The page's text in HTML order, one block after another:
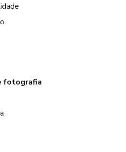
fotografia